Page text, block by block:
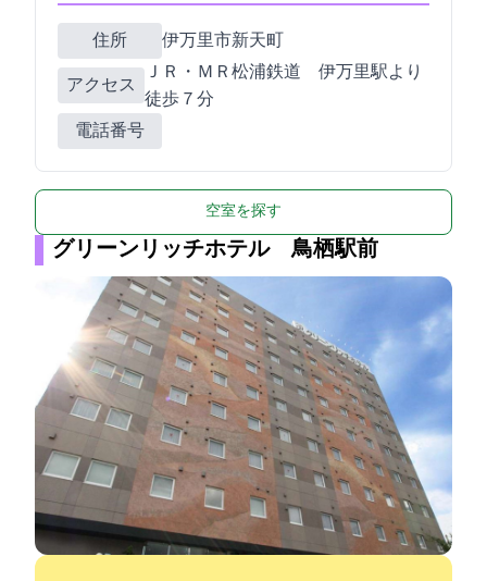
住所 伊万里市新天町466-11
アクセス
ＪＲ・ＭＲ(松浦鉄道) 伊万里駅より
徒歩７分
電話番号
空室を探す
グリーンリッチホテル 鳥栖駅前